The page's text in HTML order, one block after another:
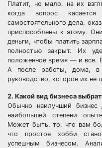
Платит, но мало, на их
когда вопрос
самостоятельного дела,
приспособлены к этому.
деньги, чтобы платить
полностью закрыт. Их
положенное время — и все.
А после работы, дома, в
руководство, которое их не
2. Какой вид бизнеса
Обычно наилучший
наибольшей степени
Может быть, то, что вам
что простое хобби
успешным бизнесом.